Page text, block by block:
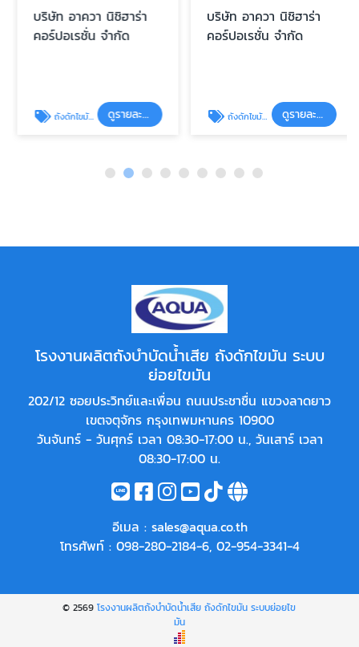
บริษัท อาควา นิชิฮาร่า
คอร์ปอเรชั่น จำกัด
ถังดักไขมัน 40 ลิตร ดูรายละเอียด
บริษัท อาควา นิชิฮาร่า
คอร์ปอเรชั่น จำกัด
ถังดักไขมัน ราคาโรงงาน ดูรายละเอียด
โรงงานผลิตถังบำบัดน้ำเสีย ถังดักไขมัน ระบบ
ย่อยไขมัน
202/12 ซอยประวิทย์และเพื่อน ถนนประชาชื่น แขวงลาดยาว
เขตจตุจักร กรุงเทพมหานคร 10900
วันจันทร์ - วันศุกร์ เวลา 08:30-17:00 น., วันเสาร์ เวลา
08:30-17:00 น.
อีเมล : sales@aqua.co.th
โทรศัพท์ : 098-280-2184-6, 02-954-3341-4
© 2569โรงงานผลิตถังบำบัดน้ำเสีย ถังดักไขมัน ระบบย่อยไข
มัน